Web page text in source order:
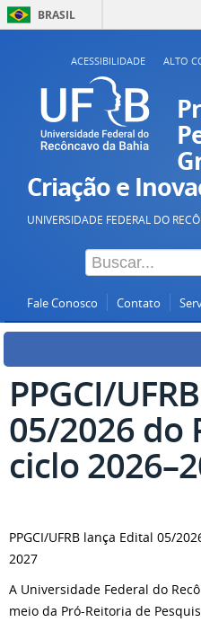
BRASIL
ACESSIBILIDADE ALTO
Criação e
UNIVERSIDADE FEDERAL DO
Fale Conosco Contato
PPGCI/
05/2026 do
ciclo
PPGCI/UFRB lança Edital 05/
2027
A Universidade Federal do
meio da Pró-Reitoria de